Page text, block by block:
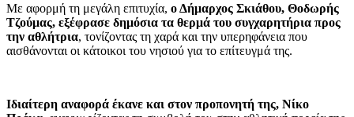
Με αφορμή τη μεγάλη επιτυχία, ο Δήμαρχος Σκιάθου, Θοδωρής
Τζούμας, εξέφρασε δημόσια τα θερμά του συγχαρητήρια προς
την αθλήτρια, τονίζοντας τη χαρά και την υπερηφάνεια που
αισθάνονται οι κάτοικοι του νησιού για το επίτευγμά της.
Ιδιαίτερη αναφορά έκανε και στον προπονητή της, Νίκο